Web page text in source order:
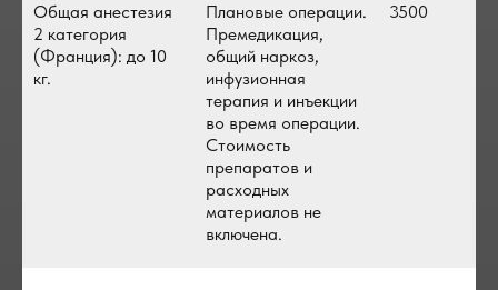
Общая анестезия
2 категория
(Франция): до 10
кг.
Плановые операции.
Премедикация,
общий наркоз,
инфузионная
терапия и инъекции
во время операции.
Стоимость
препаратов и
расходных
материалов не
включена.
3500